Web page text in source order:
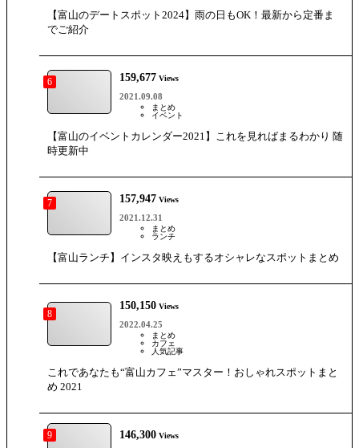
【富山のデートスポット2024】雨の日もOK！最新から定番ま
でご紹介
6 159,677 Views
2021.09.08
まとめ
イベント
【富山のイベントカレンダー2021】これを見ればまるわかり 随
時更新中
7 157,947 Views
2021.12.31
まとめ
ランチ
【富山ランチ】インスタ映えもするオシャレなスポットまとめ
8
150,150 Views
2022.04.25
まとめ
カフェ
人気記事
これであなたも“富山カフェ”マスター！おしゃれスポットまと
め 2021
9 146,300 Views